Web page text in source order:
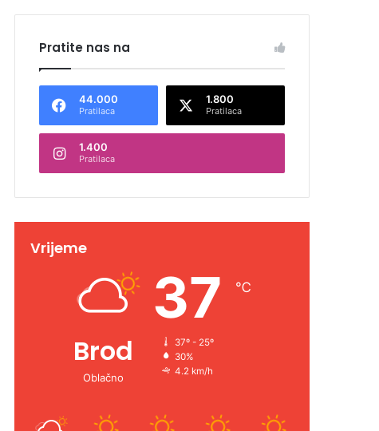
Pratite nas na
44.000
Pratilaca
1.800
Pratilaca
1.400
Pratilaca
Vrijeme
Brod
Oblačno
37 ℃
37º - 25º
30%
4.2 km/h